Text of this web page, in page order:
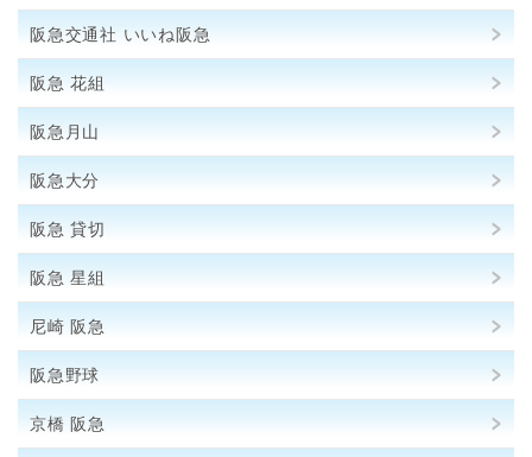
阪急交通社 いいね阪急
阪急 花組
阪急月山
阪急大分
阪急 貸切
阪急 星組
尼崎 阪急
阪急野球
京橋 阪急